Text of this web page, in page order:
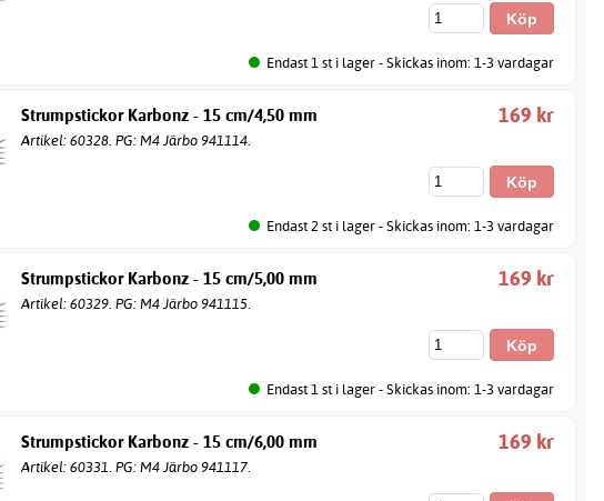
Endast 1 st i lager - Skickas inom: 1-3 vardagar
Strumpstickor Karbonz - 15 cm/4,50 mm
Artikel: 60328. PG: M4 Järbo 941114.
169 kr
Endast 2 st i lager - Skickas inom: 1-3 vardagar
Strumpstickor Karbonz - 15 cm/5,00 mm
Artikel: 60329. PG: M4 Järbo 941115.
169 kr
Endast 1 st i lager - Skickas inom: 1-3 vardagar
Strumpstickor Karbonz - 15 cm/6,00 mm
Artikel: 60331. PG: M4 Järbo 941117.
169 kr